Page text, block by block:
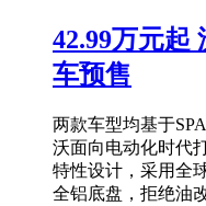
42.99万元起
车预售
两款车型均基于
沃面向电动化时代
特性设计，采用全
全铝底盘，拒绝油